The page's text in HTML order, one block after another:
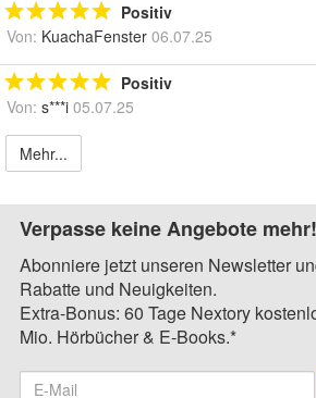
Positiv
Von: KuachaFenster 06.07.25
Positiv
Von: s***i 05.07.25
Mehr...
Verpasse keine Angebote mehr!
Abonniere jetzt unseren Newsletter
Rabatte und Neuigkeiten.
Extra-Bonus: 60 Tage Nextory
Mio. Hörbücher & E-Books.*